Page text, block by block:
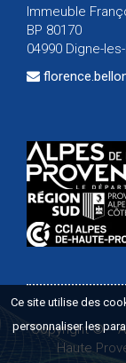
Immeuble
BP 80170
04990 Digne-
Copyright ©-
Haute
Ce site utilise des
personnaliser les